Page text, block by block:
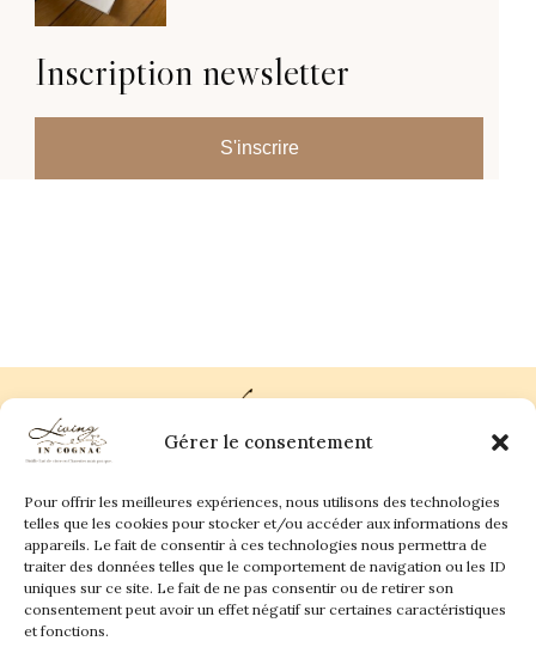
Gérer le consentement
Pour offrir les meilleures expériences, nous utilisons des technologies
telles que les cookies pour stocker et/ou accéder aux informations des
appareils. Le fait de consentir à ces technologies nous permettra de
traiter des données telles que le comportement de navigation ou les ID
uniques sur ce site. Le fait de ne pas consentir ou de retirer son
consentement peut avoir un effet négatif sur certaines caractéristiques
et fonctions.
Inscription newsletter
S'inscrire
Plan du site
Living in Cognac Land
Culture & Patrimoine
La vigne & Le verre
Newsletter
Dégustation sensorielle & Écriture
Derrière les textes
Contact
anne@livingincognac.com